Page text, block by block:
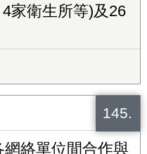
家衛生所等)及26
145.
絡單位間合作與